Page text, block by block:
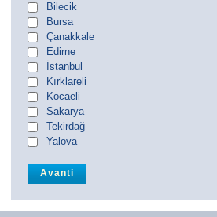
Altro paese
Bilecik
Bursa
Çanakkale
Edirne
İstanbul
Kırklareli
Kocaeli
Sakarya
Tekirdağ
Yalova